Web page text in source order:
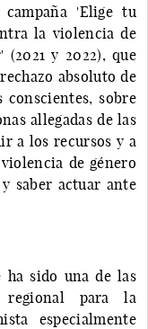
'Elige tu
la violencia de
(2021 y 2022), que
absoluto de
sobre
allegadas de las
a los recursos y a
de género
saber actuar ante
ha sido una de las
regional para la
especialmente